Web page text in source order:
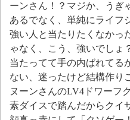
ーンさん！？マジか、うぎ
あるでなく、単純にライフ
強い人と当たりたくなかっ
ゃなく、こう、強いでしょ
当たってて手の内ばれてる
ない、迷ったけど結構作り
ヌーンさんのLV4ドワーフ
素ダイスで踏んだからクイ